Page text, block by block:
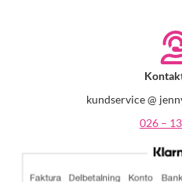
kundservice @
026 –